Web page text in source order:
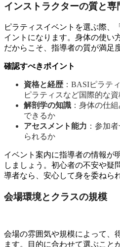
インストラクターの質と専
ピラティスイベントを選ぶ際、
イントになります。身体の使い
だからこそ、指導者の質が満足
確認すべきポイント
資格と経歴 ：BASIピラテ
ピラティスなど国際的な
解剖学の知識 ：身体の仕
できるか
アセスメント能力 ：参加
られるか
イベント案内に指導者の情報が
しましょう。初心者の不安や疑
導者なら、安心して身を委ねら
会場環境とクラスの規模
会場の雰囲気や規模によって、
ます。目的に合わせて選ぶこと